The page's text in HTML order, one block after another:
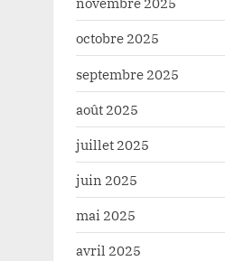
octobre 2025
septembre 2025
août 2025
juillet 2025
juin 2025
mai 2025
avril 2025